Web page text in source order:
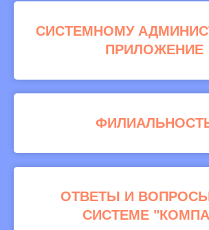
СИСТЕМНОМУ
ПРИЛОЖЕНИЕ
ОТВЕТЫ И ВОПРОСЫ
СИСТЕМЕ